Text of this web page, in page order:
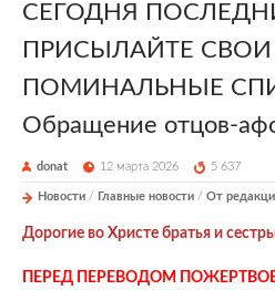
СЕГОДНЯ
ПРИСЫЛАЙТЕ СВОИ
ПОМИНАЛЬНЫЕ
Обращение отцов-
donat 12 марта 2026 5 637
Новости / Главные новости / От
Дорогие во Христе братья и
ПЕРЕД ПЕРЕВОДОМ